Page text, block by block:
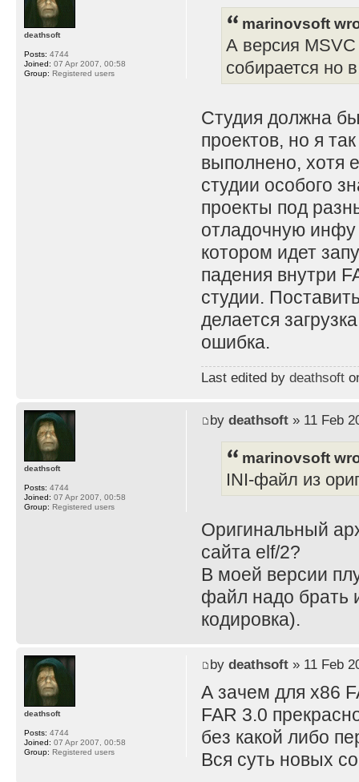
marinovsoft
А версия
собирается но
Студия должна
проектов, но я
выполнено, хотя
студии особого
проекты под
отладочную инфу
котором идет
падения внутри
студии.
делается
ошибка.
Last edited by deathsoft
deathsoft
Posts: 4744
Joined: 07 Apr 2007, 00:58
Group: Registered users
by deathsoft» 11 Feb
marinovsoft
INI-файл из
Оригинальный
сайта elf/2?
В моей версии
файл надо брать
кодировка).
deathsoft
Posts: 4744
Joined: 07 Apr 2007, 00:58
Group: Registered users
by deathsoft» 11 Feb
А зачем для x86
FAR 3.0
без какой либо
Вся суть новых
deathsoft
Posts: 4744
Joined: 07 Apr 2007, 00:58
Group: Registered users